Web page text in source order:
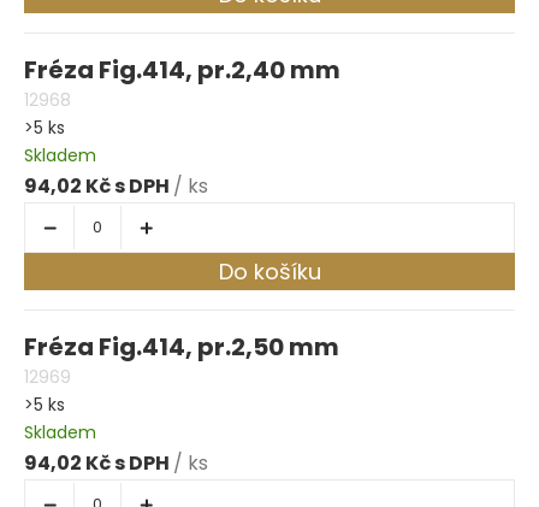
Fréza Fig.414, pr.2,40 mm
12968
>5 ks
Skladem
94,02 Kč / ks
Do košíku
Fréza Fig.414, pr.2,50 mm
12969
>5 ks
Skladem
94,02 Kč / ks